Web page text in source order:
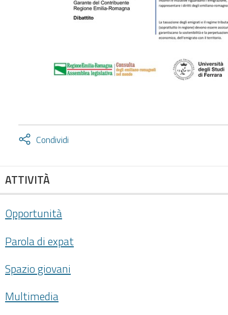
Condividi
Attiva
ATTIVITÀ
Opportunità
Parola di expat
Spazio giovani
Multimedia